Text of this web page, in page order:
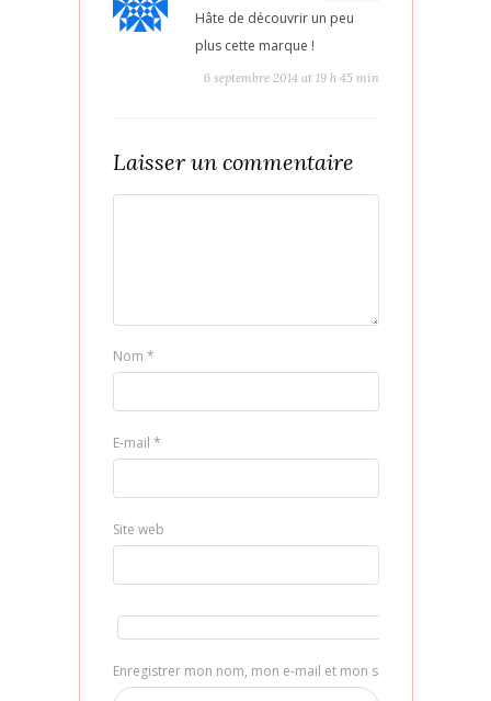
Hâte de découvrir un peu
plus cette marque !
6 septembre 2014 at 19 h 45 min
Laisser un commentaire
Nom *
E-mail *
Site web
Enregistrer mon nom, mon e-mail et mon site dans le